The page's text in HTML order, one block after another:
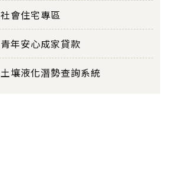
社會住宅專區
青年安心成家貸款
土壤液化潛勢查詢系統